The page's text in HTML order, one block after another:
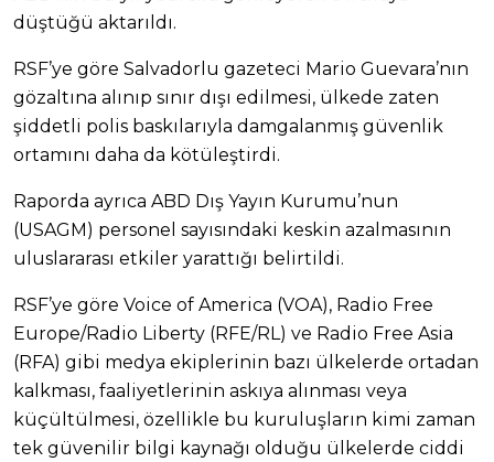
düştüğü aktarıldı.
RSF’ye göre Salvadorlu gazeteci Mario Guevara’nın
gözaltına alınıp sınır dışı edilmesi, ülkede zaten
şiddetli polis baskılarıyla damgalanmış güvenlik
ortamını daha da kötüleştirdi.
Raporda ayrıca ABD Dış Yayın Kurumu’nun
(USAGM) personel sayısındaki keskin azalmasının
uluslararası etkiler yarattığı belirtildi.
RSF’ye göre Voice of America (VOA), Radio Free
Europe/Radio Liberty (RFE/RL) ve Radio Free Asia
(RFA) gibi medya ekiplerinin bazı ülkelerde ortadan
kalkması, faaliyetlerinin askıya alınması veya
küçültülmesi, özellikle bu kuruluşların kimi zaman
tek güvenilir bilgi kaynağı olduğu ülkelerde ciddi